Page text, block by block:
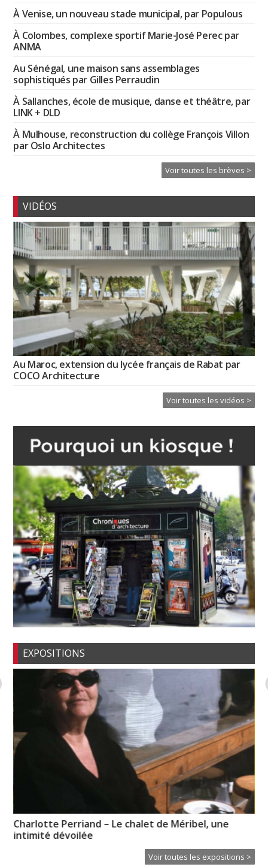
À Venise, un nouveau stade municipal, par Populous
À Colombes, complexe sportif Marie-José Perec par
ANMA
Au Sénégal, une maison sans assemblages
sophistiqués par Gilles Perraudin
À Sallanches, école de musique, danse et théâtre, par
LINK + DLD
À Mulhouse, reconstruction du collège François Villon
par Oslo Architectes
Voir toutes les brèves >
VIDÉOS
Au Maroc, extension du lycée français de Rabat par
COCO Architecture
Voir toutes les vidéos >
EXPOSITIONS
Charlotte Perriand – Le chalet de Méribel, une
intimité dévoilée
Voir toutes les expositions >